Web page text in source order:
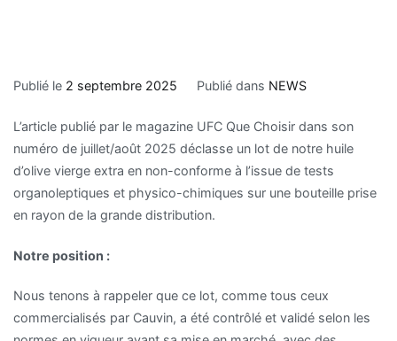
Publié le 2 septembre 2025 Publié dans NEWS
L’article publié par le magazine UFC Que Choisir dans son
numéro de juillet/août 2025 déclasse un lot de notre huile
d’olive vierge extra en non-conforme à l’issue de tests
organoleptiques et physico-chimiques sur une bouteille prise
en rayon de la grande distribution.
Notre position :
Nous tenons à rappeler que ce lot, comme tous ceux
commercialisés par Cauvin, a été contrôlé et validé selon les